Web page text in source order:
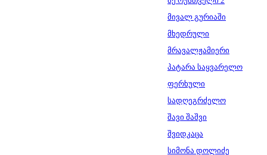
მივალ გურიაში
მხედრული
მრავალჟამიერი
პატარა საყვარელო
ფერხული
სადღეგრძელო
შავი შაშვი
შვიდკაცა
სიმონა დოლიძე